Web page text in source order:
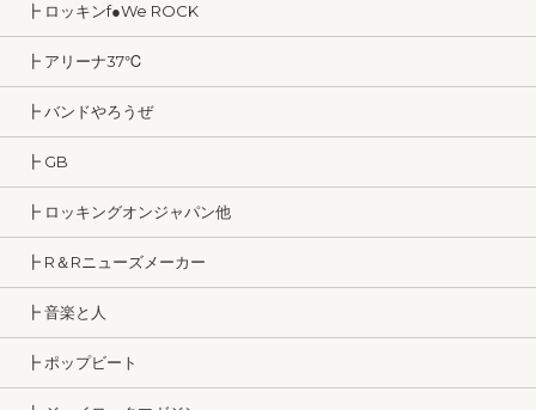
┣ ロッキンf●We ROCK
┣ アリーナ37℃
┣ バンドやろうぜ
┣ GB
┣ ロッキングオンジャパン他
┣ R＆Rニューズメーカー
┣ 音楽と人
┣ ポップビート